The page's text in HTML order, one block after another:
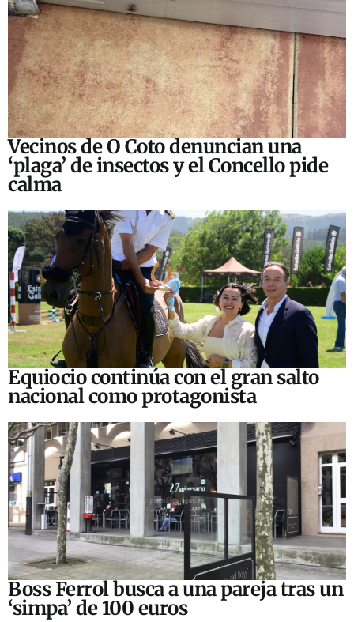
Vecinos de O Coto denuncian una
‘plaga’ de insectos y el Concello pide
calma
Equiocio continúa con el gran salto
nacional como protagonista
Boss Ferrol busca a una pareja tras un
‘simpa’ de 100 euros